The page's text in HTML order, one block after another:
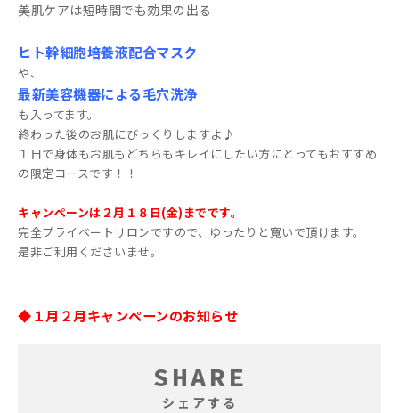
美肌ケアは短時間でも効果の出る
ヒト幹細胞培養液配合マスク
や、
最新美容機器による毛穴洗浄
も入ってます。
終わった後のお肌にびっくりしますよ♪
１日で身体もお肌もどちらもキレイにしたい方にとってもおすすめ
の限定コースです！！
キャンペーンは２月１８日(金)までです。
完全プライベートサロンですので、ゆったりと寛いで頂けます。
是非ご利用くださいませ。
◆１月２月キャンペーンのお知らせ
SHARE
シェアする